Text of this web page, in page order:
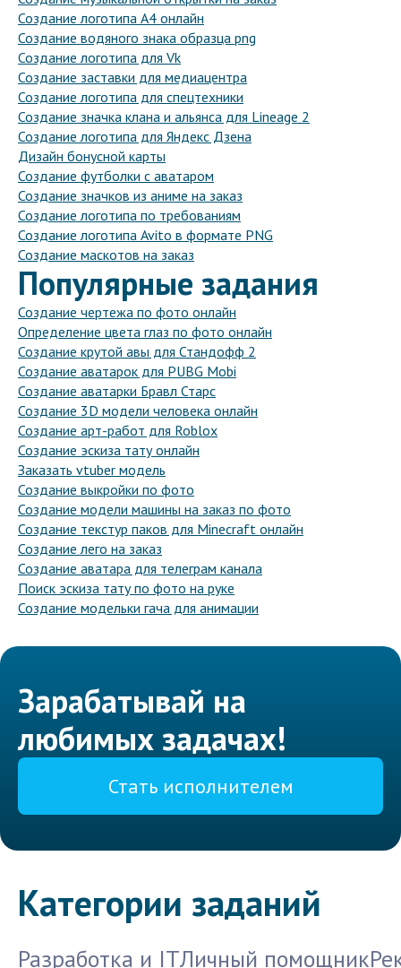
Создание логотипа А4 онлайн
Создание водяного знака образца png
Создание логотипа для Vk
Создание заставки для медиацентра
Создание логотипа для спецтехники
Создание значка клана и альянса для Lineage 2
Создание логотипа для Яндекс Дзена
Дизайн бонусной карты
Создание футболки с аватаром
Создание значков из аниме на заказ
Создание логотипа по требованиям
Создание логотипа Avito в формате PNG
Создание маскотов на заказ
Популярные задания
Создание чертежа по фото онлайн
Определение цвета глаз по фото онлайн
Создание крутой авы для Стандофф 2
Создание аватарок для PUBG Mobi
Создание аватарки Бравл Старс
Создание 3D модели человека онлайн
Создание арт-работ для Roblox
Создание эскиза тату онлайн
Заказать vtuber модель
Создание выкройки по фото
Создание модели машины на заказ по фото
Создание текстур паков для Minecraft онлайн
Создание лего на заказ
Создание аватара для телеграм канала
Поиск эскиза тату по фото на руке
Создание модельки гача для анимации
Зарабатывай на
любимых задачах!
Стать исполнителем
Категории заданий
Разработка и ITЛичный помощник